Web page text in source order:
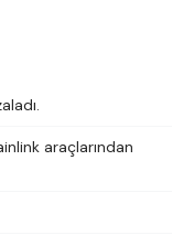
araçlarından